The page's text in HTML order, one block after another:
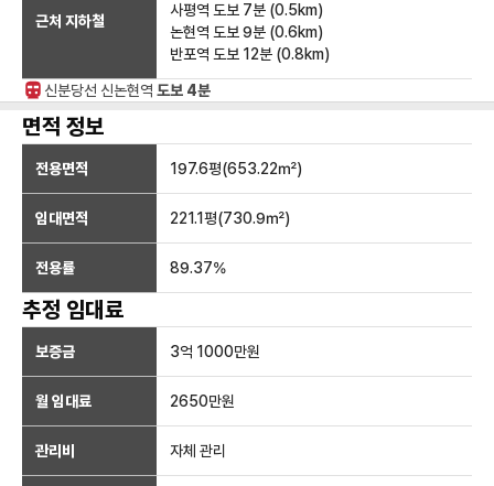
근처 지하철
사평역 도보 7분 (0.5km)
논현역 도보 9분 (0.6km)
반포역 도보 12분 (0.8km)
신분당선 신논현역 도보 4분
면적 정보
전용면적 197.6평(653.22㎡)
임대면적 221.1평(730.9㎡)
전용률 89.37%
추정 임대료
보증금 3억 1000만원
월 임대료 2650만원
관리비 자체 관리